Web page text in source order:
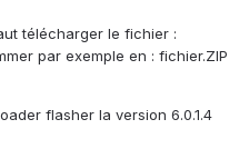
télécharger le fichier :
par exemple en : fichier.ZIP
flasher la version 6.0.1.4